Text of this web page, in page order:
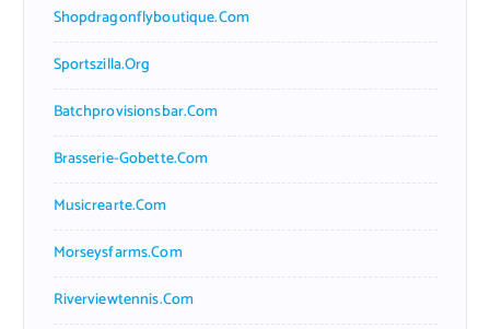
Shopdragonflyboutique.com
Sportszilla.org
Batchprovisionsbar.com
Brasserie-Gobette.com
Musicrearte.com
Morseysfarms.com
Riverviewtennis.com